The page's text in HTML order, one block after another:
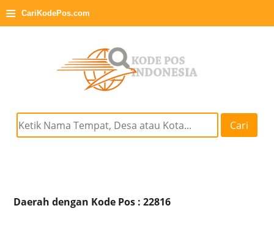
≡ CariKodePos.com
Cari
Daerah dengan Kode Pos : 22816